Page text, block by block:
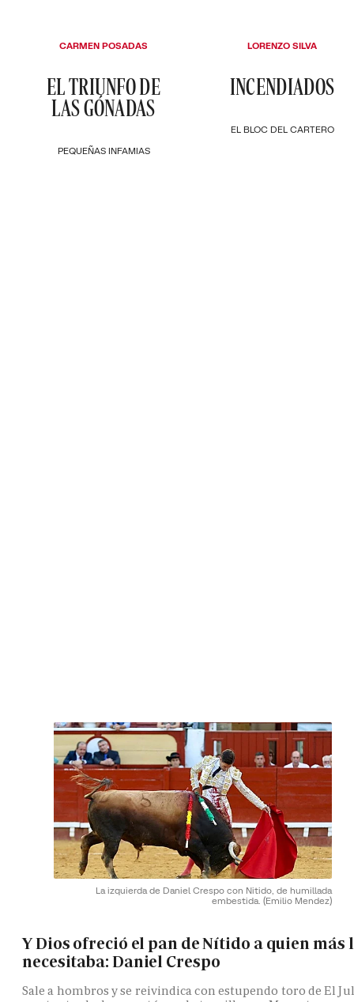
PEQUEÑAS INFAMIAS
EL TRIUNFO DE
LAS GÓNADAS
CARMEN POSADAS
EL BLOC DEL CARTERO
INCENDIADOS
LORENZO SILVA
La izquierda de Daniel Crespo con Nitido, de humillada
embestida. (Emilio Mendez)
Y Dios ofreció el pan de Nítido a quien más
necesitaba: Daniel Crespo
Sale a hombros y se reivindica con estupendo toro de El